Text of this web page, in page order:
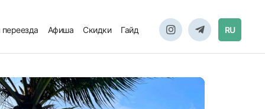
Афиша Скидки Гайд RU